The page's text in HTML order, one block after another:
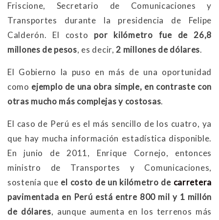
Friscione, Secretario de Comunicaciones y
Transportes durante la presidencia de Felipe
Calderón. El costo por kilómetro fue de 26,8
millones de pesos, es decir,2 millones de dólares.
El Gobierno la puso en más de una oportunidad
como ejemplo de una obra simple, en contraste con
otras mucho más complejas y costosas.
El caso de Perú es el más sencillo de los cuatro, ya
que hay mucha información estadística disponible.
En junio de 2011, Enrique Cornejo, entonces
ministro de Transportes y Comunicaciones,
sostenía que el costo de un kilómetro de carretera
pavimentada en Perú está entre 800 mil y 1 millón
de dólares, aunque aumenta en los terrenos más